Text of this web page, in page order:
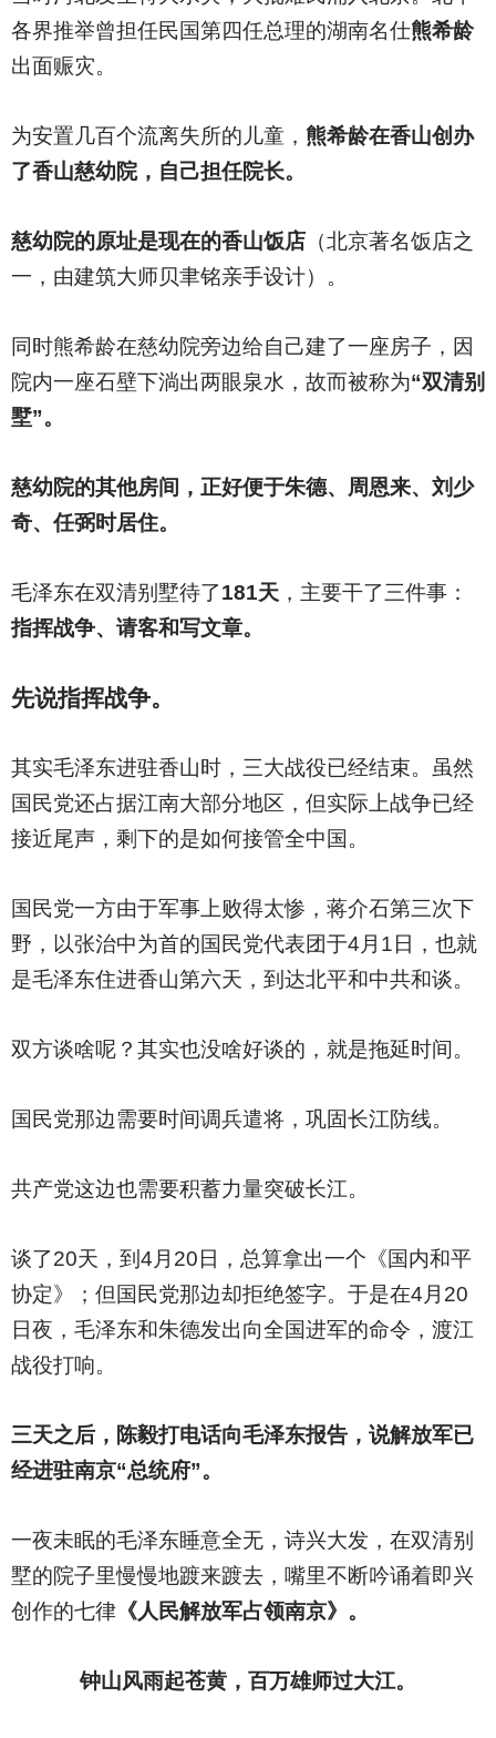
各界推举曾担任民国第四任总理的湖南名仕熊希龄
出面赈灾。
为安置几百个流离失所的儿童， 熊希龄在香山创办
了香山慈幼院，自己担任院长。
慈幼院的原址是现在的香山饭店（北京著名饭店之
一，由建筑大师贝聿铭亲手设计）。
同时熊希龄在慈幼院旁边给自己建了一座房子，因
院内一座石壁下淌出两眼泉水，故而被称为“双清别
墅”。
慈幼院的其他房间，正好便于朱德、周恩来、刘少
奇、任弼时居住。
毛泽东在双清别墅待了181天，主要干了三件事：
指挥战争、请客和写文章。
先说指挥战争。
其实毛泽东进驻香山时，三大战役已经结束。虽然
国民党还占据江南大部分地区，但实际上战争已经
接近尾声，剩下的是如何接管全中国。
国民党一方由于军事上败得太惨，蒋介石第三次下
野，以张治中为首的国民党代表团于4月1日，也就
是毛泽东住进香山第六天，到达北平和中共和谈。
双方谈啥呢？其实也没啥好谈的，就是拖延时间。
国民党那边需要时间调兵遣将，巩固长江防线。
共产党这边也需要积蓄力量突破长江。
谈了20天，到4月20日，总算拿出一个《国内和平
协定》；但国民党那边却拒绝签字。于是在4月20
日夜，毛泽东和朱德发出向全国进军的命令，渡江
战役打响。
三天之后，陈毅打电话向毛泽东报告，说解放军已
经进驻南京“总统府”。
一夜未眠的毛泽东睡意全无，诗兴大发，在双清别
墅的院子里慢慢地踱来踱去，嘴里不断吟诵着即兴
创作的七律《人民解放军占领南京》。
钟山风雨起苍黄，百万雄师过大江。